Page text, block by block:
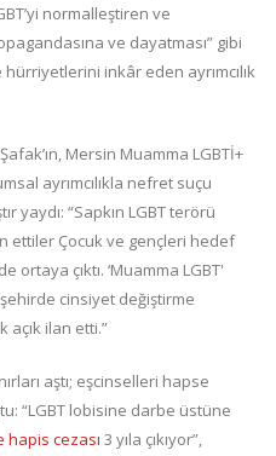
normalleştiren ve
ve dayatması” gibi
inkâr eden ayrımcılık
Mersin Muamma LGBTİ+
ayrımcılıkla nefret suçu
yaydı: “Sapkın LGBT terörü
ettiler Çocuk ve gençleri hedef
ortaya çıktı. ‘Muamma LGBT'
cinsiyet değiştirme
açık ilan etti.”
aştı; eşcinselleri hapse
“LGBT lobisine darbe üstüne
hapis cezası 3 yıla çıkıyor”,